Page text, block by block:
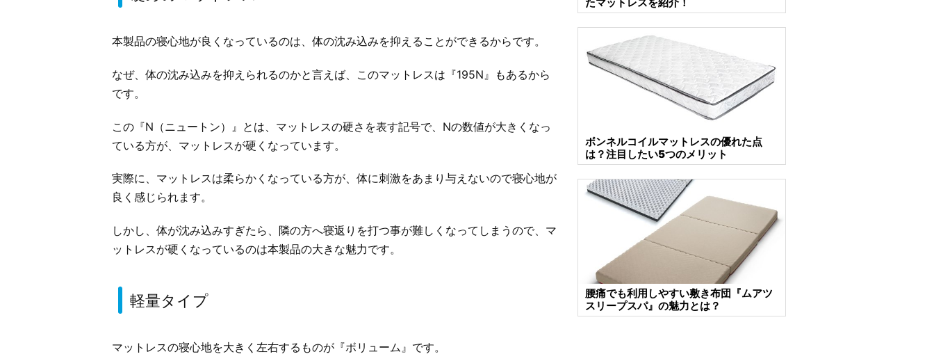
本製品の寝心地が良くなっているのは、体の沈み込みを抑えることができるからです。
なぜ、体の沈み込みを抑えられるのかと言えば、このマットレスは『195N』もあるから
です。
この『N（ニュートン）』とは、マットレスの硬さを表す記号で、Nの数値が大きくなっ
ている方が、マットレスが硬くなっています。
実際に、マットレスは柔らかくなっている方が、体に刺激をあまり与えないので寝心地が
良く感じられます。
しかし、体が沈み込みすぎたら、隣の方へ寝返りを打つ事が難しくなってしまうので、マ
ットレスが硬くなっているのは本製品の大きな魅力です。
軽量タイプ
マットレスの寝心地を大きく左右するものが『ボリューム』です。
ボンネルコイルマットレスの優れた点
は？注目したい5つのメリット
腰痛でも利用しやすい敷き布団『ムアツ
スリープスパ』の魅力とは？